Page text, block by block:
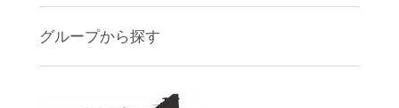
グループから探す